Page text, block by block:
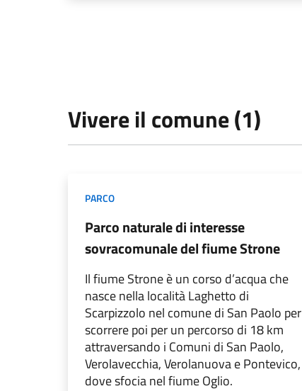
Vivere il comune (1)
PARCO
Parco naturale di interesse
sovracomunale del fiume Strone
Il fiume Strone è un corso d’acqua che
nasce nella località Laghetto di
Scarpizzolo nel comune di San Paolo per
scorrere poi per un percorso di 18 km
attraversando i Comuni di San Paolo,
Verolavecchia, Verolanuova e Pontevico,
dove sfocia nel fiume Oglio.